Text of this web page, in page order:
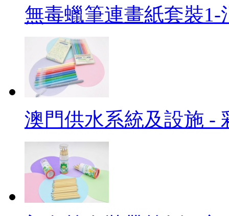
無毒蠟筆連畫紙套裝1-
澳門供水系統及設施 -